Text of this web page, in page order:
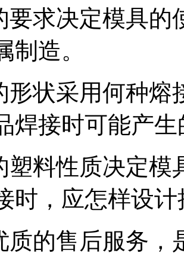
要求决定模具
制造。
形状采用何种
焊接时可能产
塑料性质决定
时，应怎样设
质的售后服务，